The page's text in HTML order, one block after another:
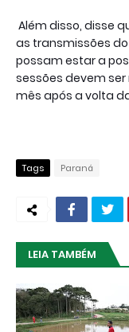
Além disso, disse
as transmissões
possam estar a
sessões devem
mês após a volta
Tags Paraná
LEIA TAMBÉM